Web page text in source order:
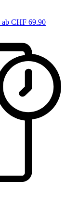
ab CHF 69.90